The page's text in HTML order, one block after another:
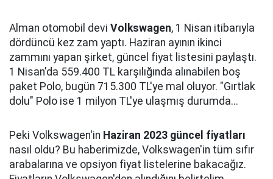
Alman otomobil devi Volkswagen, 1 Nisan itibarıyla
dördüncü kez zam yaptı. Haziran ayının ikinci
zammını yapan şirket, güncel fiyat listesini paylaştı.
1 Nisan'da 559.400 TL karşılığında alınabilen boş
paket Polo, bugün 715.300 TL'ye mal oluyor. "Gırtlak
dolu" Polo ise 1 milyon TL'ye ulaşmış durumda...
Peki Volkswagen'in Haziran 2023 güncel fiyatları
nasıl oldu? Bu haberimizde, Volkswagen'in tüm sıfır
arabalarına ve opsiyon fiyat listelerine bakacağız.